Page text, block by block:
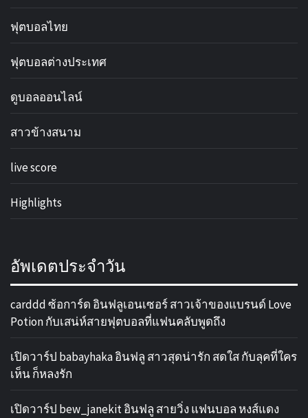
ฟุตบอลไทย
ฟุตบอลต่างประเทศ
ดูบอลออนไลน์
สาวข้างสนาม
live score
Highlights
อัพเดตประจำวัน
carddd ซ้อการ์ด อินฟลูเอนเซอร์ สาวเจ้าของแบรนด์ Love
Potion กับเสน่ห์สายฟุตบอลที่แฟนคลับพูดถึง
เปิดวาร์ป babayhaka อินฟลู สาวสุดน่ารัก สดใส กับลุคที่ใคร
เห็น ก็หลงรัก
เปิดวาร์ป bew_janekit อินฟลู สายวิ่ง แฟนบอล หงส์แดง